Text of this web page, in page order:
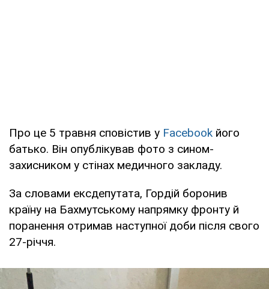
Про це 5 травня сповістив у Facebook його
батько. Він опублікував фото з сином-
захисником у стінах медичного закладу.
За словами ексдепутата, Гордій боронив
країну на Бахмутському напрямку фронту й
поранення отримав наступної доби після свого
27-річчя.